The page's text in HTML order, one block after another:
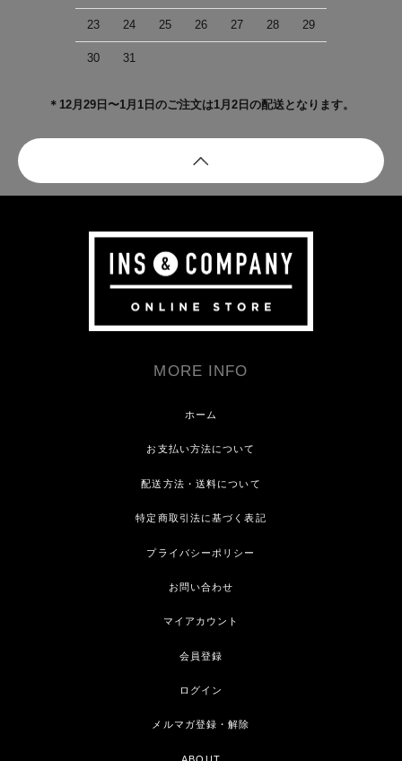
23 24 25 26 27 28 29
30 31
＊12月29日〜1月1日のご注文は1月2日の配送となります。
MORE INFO
ホーム
お支払い方法について
配送方法・送料について
特定商取引法に基づく表記
プライバシーポリシー
お問い合わせ
マイアカウント
会員登録
ログイン
メルマガ登録・解除